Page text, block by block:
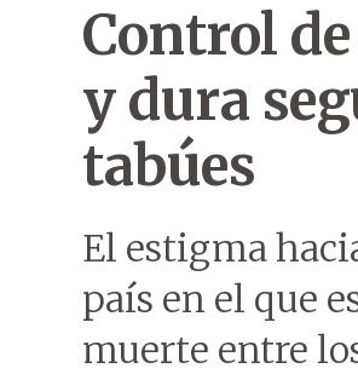
Control
y dura
tabúes
El estigma
país en el que
muerte entre